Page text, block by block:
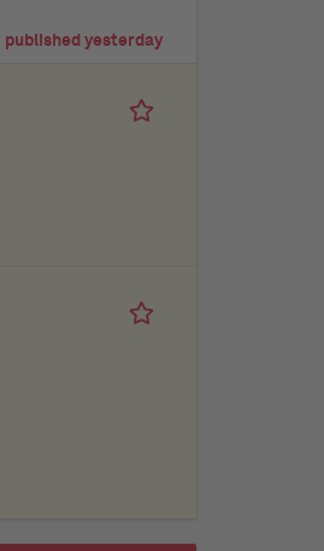
published yesterday